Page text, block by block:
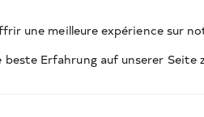
une meilleure expérience sur
Erfahrung auf unserer Seite